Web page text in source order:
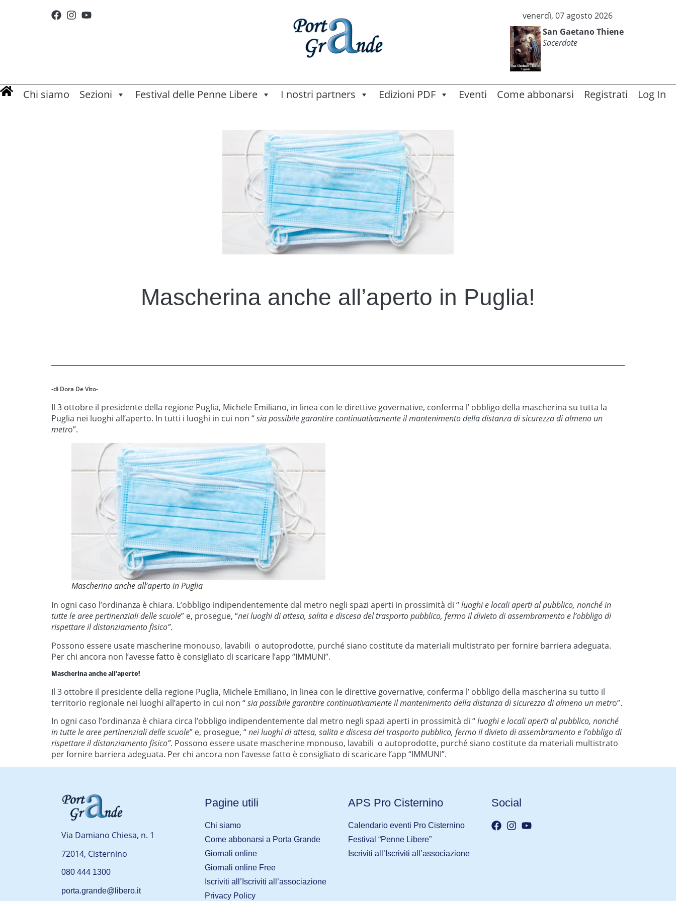
venerdì, 07 agosto 2026
San Gaetano Thiene
Sacerdote
Chi siamo Sezioni Festival delle Penne Libere I nostri partners Edizioni PDF Eventi Come abbonarsi Registrati Log In
Mascherina anche all’aperto in Puglia!
-di Dora De Vito-
Il 3 ottobre il presidente della regione Puglia, Michele Emiliano, in linea con le direttive governative, conferma l’ obbligo della mascherina su tutta la
Puglia nei luoghi all’aperto. In tutti i luoghi in cui non “sia possibile garantire continuativamente il mantenimento della distanza di sicurezza di almeno un
metro”.
Mascherina anche all’aperto in Puglia
In ogni caso l’ordinanza è chiara. L’obbligo indipendentemente dal metro negli spazi aperti in prossimità di “luoghi e locali aperti al pubblico, nonché in
tutte le aree pertinenziali delle scuole” e, prosegue, “nei luoghi di attesa, salita e discesa del trasporto pubblico, fermo il divieto di assembramento e l’obbligo di
rispettare il distanziamento fisico”.
Possono essere usate mascherine monouso, lavabili o autoprodotte, purché siano costitute da materiali multistrato per fornire barriera adeguata.
Per chi ancora non l’avesse fatto è consigliato di scaricare l’app “IMMUNI”.
Mascherina anche all’aperto!
Il 3 ottobre il presidente della regione Puglia, Michele Emiliano, in linea con le direttive governative, conferma l’ obbligo della mascherina su tutto il
territorio regionale nei luoghi all’aperto in cui non “sia possibile garantire continuativamente il mantenimento della distanza di sicurezza di almeno un metro”.
In ogni caso l’ordinanza è chiara circa l’obbligo indipendentemente dal metro negli spazi aperti in prossimità di “luoghi e locali aperti al pubblico, nonché
in tutte le aree pertinenziali delle scuole” e, prosegue, “nei luoghi di attesa, salita e discesa del trasporto pubblico, fermo il divieto di assembramento e l’obbligo di
rispettare il distanziamento fisico”. Possono essere usate mascherine monouso, lavabili o autoprodotte, purché siano costitute da materiali multistrato
per fornire barriera adeguata. Per chi ancora non l’avesse fatto è consigliato di scaricare l’app “IMMUNI”.
Via Damiano Chiesa, n. 1
72014, Cisternino
080 444 1300
porta.grande@libero.it
Pagine utili
Chi siamo
Come abbonarsi a Porta Grande
Giornali online
Giornali online Free
Iscriviti all’Iscriviti all’associazione
Privacy Policy
APS Pro Cisternino
Calendario eventi Pro Cisternino
Festival “Penne Libere”
Iscriviti all’Iscriviti all’associazione
Social